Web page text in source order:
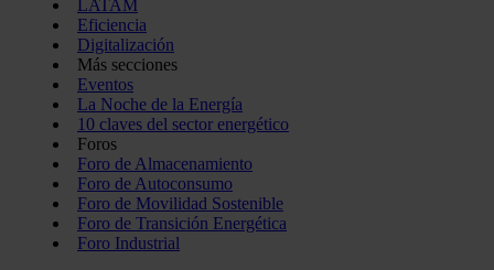
LATAM
Eficiencia
Digitalización
Más secciones
Eventos
La Noche de la Energía
10 claves del sector energético
Foros
Foro de Almacenamiento
Foro de Autoconsumo
Foro de Movilidad Sostenible
Foro de Transición Energética
Foro Industrial